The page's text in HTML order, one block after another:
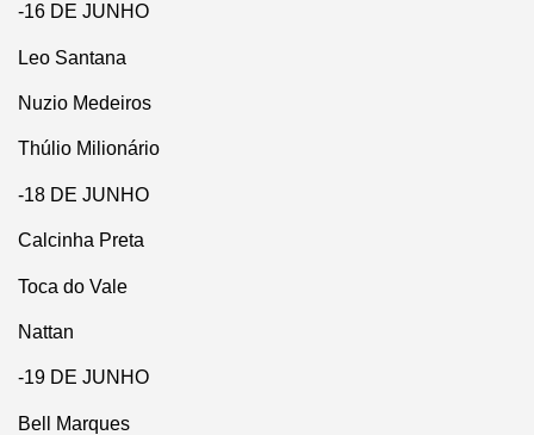
-16 DE JUNHO
Leo Santana
Nuzio Medeiros
Thúlio Milionário
-18 DE JUNHO
Calcinha Preta
Toca do Vale
Nattan
-19 DE JUNHO
Bell Marques